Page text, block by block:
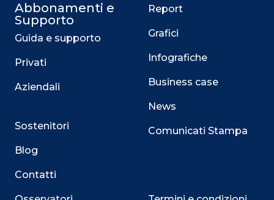
Abbonamenti e
Supporto
Guida e supporto
Privati
Aziendali
Sostenitori
Blog
Contatti
Report
Grafici
Infografiche
Business case
News
Comunicati Stampa